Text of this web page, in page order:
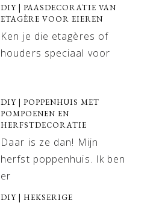
DIY | PAASDECORATIE VAN
ETAGÈRE VOOR EIEREN
Ken je die etagères of
houders speciaal voor
DIY | POPPENHUIS MET
POMPOENEN EN
HERFSTDECORATIE
Daar is ze dan! Mijn
herfst poppenhuis. Ik ben
er
DIY | HEKSERIGE